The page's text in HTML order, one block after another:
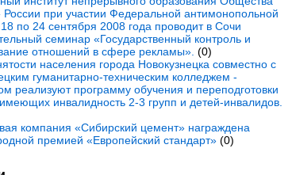
при участии Федеральной антимонопольной
по 24 сентября 2008 года проводит в Сочи
семинар «Государственный контроль и
отношений в сфере рекламы». (0)
населения города Новокузнецка совместно с
гуманитарно-техническим колледжем -
реализуют программу обучения и переподготовки
инвалидность 2-3 групп и детей-инвалидов.
компания «Сибирский цемент» награждена
премией «Европейский стандарт»(0)